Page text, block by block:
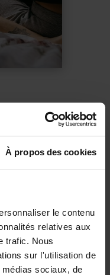
À propos des cookies
le contenu
relatives aux
trafic. Nous
sur l'utilisation de
sociaux, de
de
pour
vie
à
et à
sur votre
commande
sur tous les produits